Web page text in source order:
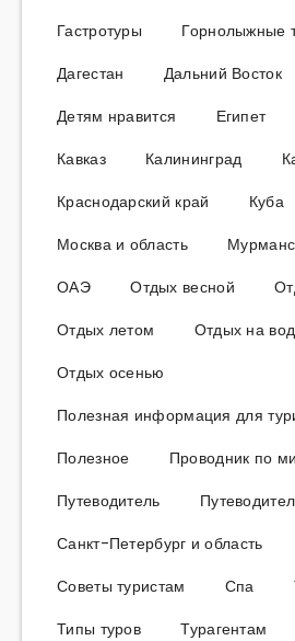
Гастротуры
Горнолыжные
Дагестан
Дальний Восток
Детям нравится
Египет
Кавказ
Калининград
Краснодарский край
Куба
Москва и область
ОАЭ
Отдых весной
Отдых летом
Отдых на
Отдых осенью
Полезная информация для
Полезное
Проводник по
Путеводитель
Санкт-Петербург и область
Советы туристам
Спа
Типы туров
Турагентам